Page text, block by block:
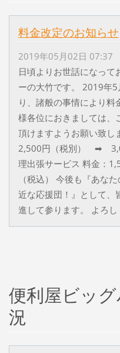
料金改定のお知らせ
2019年05月02日 07:37
日頃よりお世話になっ
ーの大竹です。 2019年
り、諸般の事情により
様各位におきましては、
頂けますようお願い致し
2,500円（税別） ➡
理出張サービス 料金
（税込） 今後も『あな
近な応援団！』として、
進して参ります。 よろ
便利屋ビッ
況